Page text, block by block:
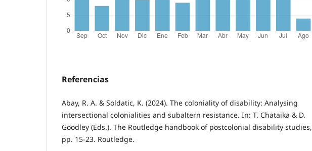
Referencias
Abay, R. A. & Soldatic, K. (2024). The coloniality of disability: Analysing
intersectional colonialities and subaltern resistance. In: T. Chataika & D.
Goodley (Eds.). The Routledge handbook of postcolonial disability studies,
pp. 15-23. Routledge.